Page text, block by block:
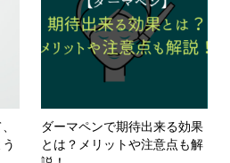
ダーマペンで期待出来る効果
とは？メリットや注意点も解